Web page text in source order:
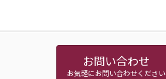
お問い合わせ
お気軽にお問い合わせください